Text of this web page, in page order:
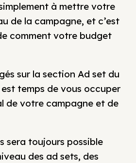
à mettre votre
de la campagne, et c’est
comment votre budget
sur la section Ad set du
temps de vous occuper
de votre campagne et de
sera toujours possible
des ad sets, des